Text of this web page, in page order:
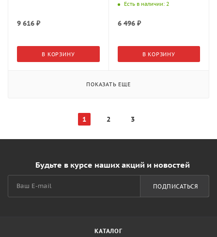
9 616 ₽
В КОРЗИНУ
Есть в наличии: 2
6 496₽
В КОРЗИНУ
ПОКАЗАТЬ ЕЩЕ
1 2 3
Будьте в курсе наших акций и новостей
ПОДПИСАТЬСЯ
КАТАЛОГ